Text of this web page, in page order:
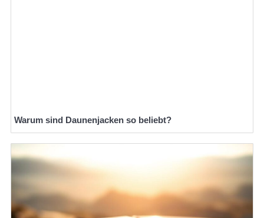
Warum sind Daunenjacken so beliebt?